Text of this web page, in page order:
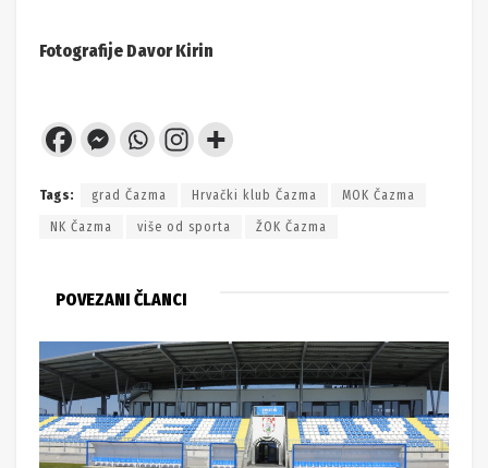
Fotografije Davor Kirin
Tags: grad Čazma Hrvački klub Čazma MOK Čazma
NK Čazma više od sporta ŽOK Čazma
POVEZANI ČLANCI